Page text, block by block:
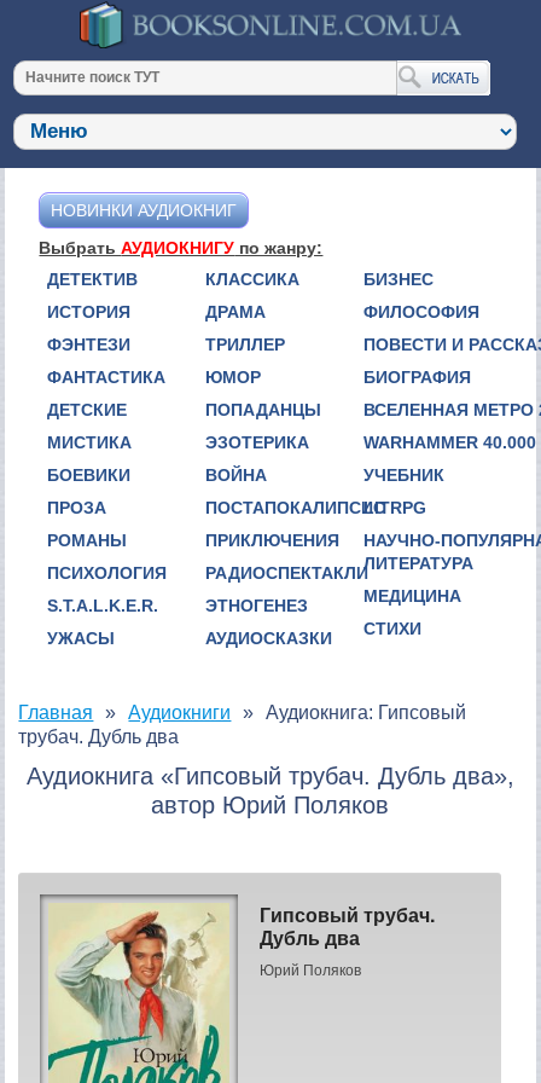
НОВИНКИ АУДИОКНИГ
ВыбратьАУДИОКНИГУ по жанру:
ДЕТЕКТИВ
ИСТОРИЯ
ФЭНТЕЗИ
ФАНТАСТИКА
ДЕТСКИЕ
МИСТИКА
БОЕВИКИ
ПРОЗА
РОМАНЫ
ПСИХОЛОГИЯ
S.T.A.L.K.E.R.
УЖАСЫ
КЛАССИКА
ДРАМА
ТРИЛЛЕР
ЮМОР
ПОПАДАНЦЫ
ЭЗОТЕРИКА
ВОЙНА
ПОСТАПОКАЛИПСИС
ПРИКЛЮЧЕНИЯ
РАДИОСПЕКТАКЛИ
ЭТНОГЕНЕЗ
АУДИОСКАЗКИ
БИЗНЕС
ФИЛОСОФИЯ
ПОВЕСТИ И
БИОГРАФИЯ
ВСЕЛЕННАЯ МЕТРО
WARHAMMER 40.000
УЧЕБНИК
LITRPG
НАУЧНО-
ЛИТЕРАТУРА
МЕДИЦИНА
СТИХИ
Главная Аудиокниги
Аудиокнига: Гипсовый
трубач. Дубль два
Аудиокнига «Гипсовый трубач. Дубль два»,
автор Юрий Поляков
Гипсовый трубач.
Дубль два
Юрий Поляков